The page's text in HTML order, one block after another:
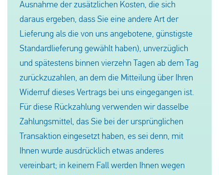
Ausnahme der zusätzlichen Kosten, die sich
daraus ergeben, dass Sie eine andere Art der
Lieferung als die von uns angebotene, günstigste
Standardlieferung gewählt haben), unverzüglich
und spätestens binnen vierzehn Tagen ab dem Tag
zurückzuzahlen, an dem die Mitteilung über Ihren
Widerruf dieses Vertrags bei uns eingegangen ist.
Für diese Rückzahlung verwenden wir dasselbe
Zahlungsmittel, das Sie bei der ursprünglichen
Transaktion eingesetzt haben, es sei denn, mit
Ihnen wurde ausdrücklich etwas anderes
vereinbart; in keinem Fall werden Ihnen wegen